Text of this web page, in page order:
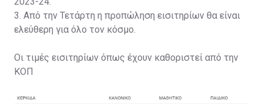
3. Από την Τετάρτη η προπώληση εισιτηρίων θα είναι
ελεύθερη για όλο τον κόσμο.
Οι τιμές εισιτηρίων όπως έχουν καθοριστεί από την
ΚΟΠ